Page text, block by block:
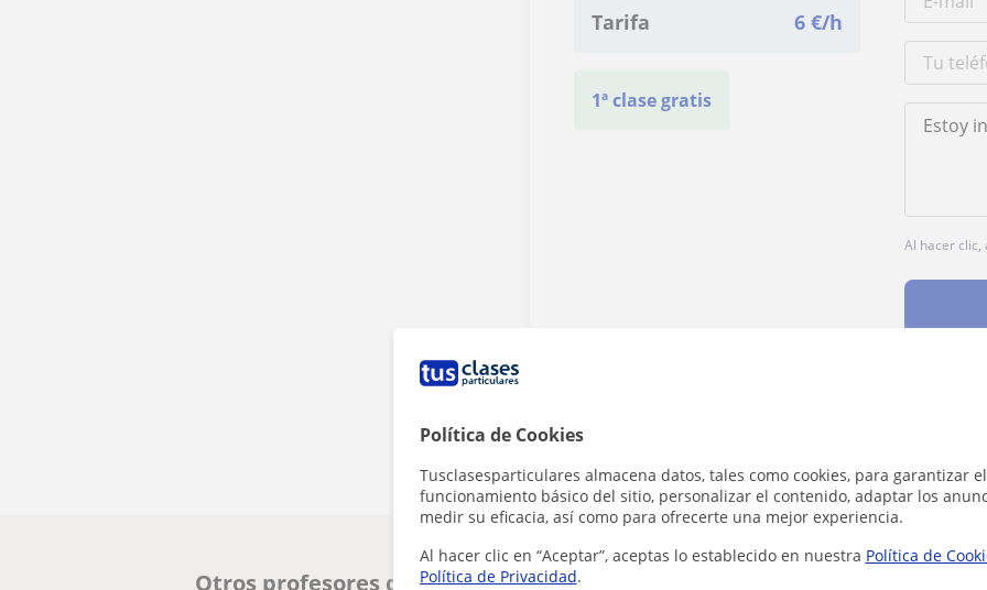
Política de Cookies
Tusclasesparticulares almacena datos, tales como cookies, para garantizar el
funcionamiento básico del sitio, personalizar el contenido, adaptar los
medir su eficacia, así como para ofrecerte una mejor experiencia.
Al hacer clic en “Aceptar”, aceptas lo establecido en nuestra Política de
Política de Privacidad.
Tarifa 6 €/h
1ª clase gratis
Al hacer
¿Hay algún error en este perfil?
Otros profesores de Primaria en Ourense que pueden interesarte